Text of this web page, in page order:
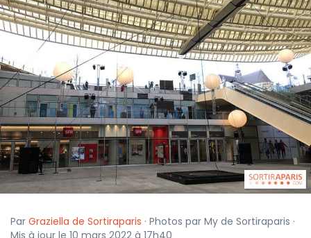
Par Graziella de Sortiraparis · Photos par My de Sortiraparis ·